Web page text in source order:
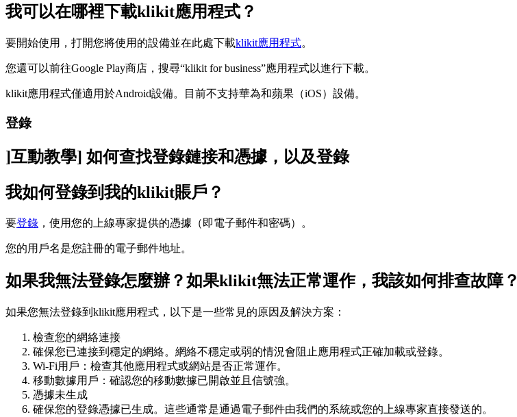
我可以在哪裡下載klikit應用程式？
要開始使用，打開您將使用的設備並在此處下載klikit應用程式。
您還可以前往Google Play商店，搜尋“klikit for business”應用程式以進行下載。
klikit應用程式僅適用於Android設備。目前不支持華為和蘋果（iOS）設備。
登錄
]互動教學] 如何查找登錄鏈接和憑據，以及登錄
我如何登錄到我的klikit賬戶？
要登錄 ，使用您的上線專家提供的憑據（即電子郵件和密碼）。
您的用戶名是您註冊的電子郵件地址。
如果我無法登錄怎麼辦？如果klikit無法正常運作，我該如何排查故障？
如果您無法登錄到klikit應用程式，以下是一些常見的原因及解決方案：
檢查您的網絡連接
確保您已連接到穩定的網絡。網絡不穩定或弱的情況會阻止應用程式正確加載或登錄。
Wi-Fi用戶：檢查其他應用程式或網站是否正常運作。
移動數據用戶：確認您的移動數據已開啟並且信號強。
憑據未生成
確保您的登錄憑據已生成。這些通常是通過電子郵件由我們的系統或您的上線專家直接發送的。